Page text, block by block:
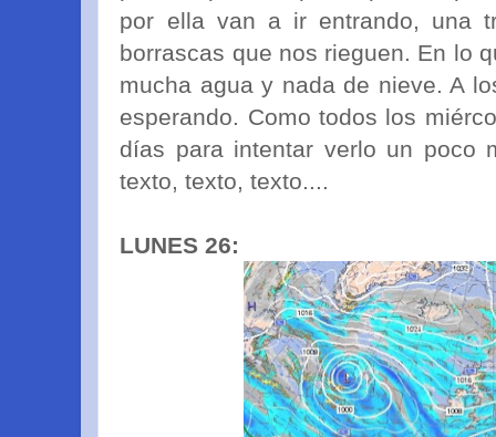
por ella van a ir entrando, una
borrascas que nos rieguen. En lo
mucha agua y nada de nieve. A
esperando. Como todos los
días para intentar verlo un poco
texto, texto, texto....
LUNES 26: